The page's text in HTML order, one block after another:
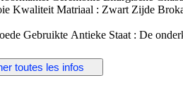
Gebruikte Antieke Staat : De
een beter beeld dan woorden Word
zorg Verpakt en Verzekerd
toutes les infos